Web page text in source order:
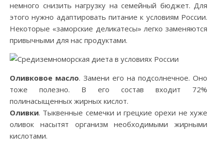
немного снизить нагрузку на семейный бюджет. Для
этого нужно адаптировать питание к условиям России.
Некоторые «заморские деликатесы» легко заменяются
привычными для нас продуктами.
Оливковое масло. Замени его на подсолнечное. Оно
тоже полезно. В его состав входит 72%
полинасыщенных жирных кислот.
Оливки. Тыквенные семечки и грецкие орехи не хуже
оливок насытят организм необходимыми жирными
кислотами.